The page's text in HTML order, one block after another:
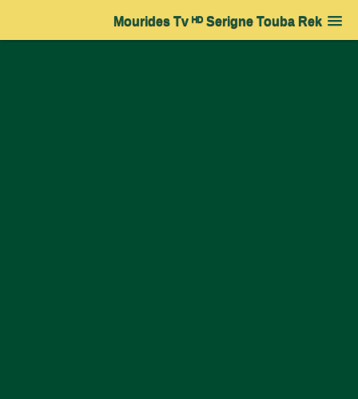
Mourides Tv ᴴᴰ Serigne Touba Rek